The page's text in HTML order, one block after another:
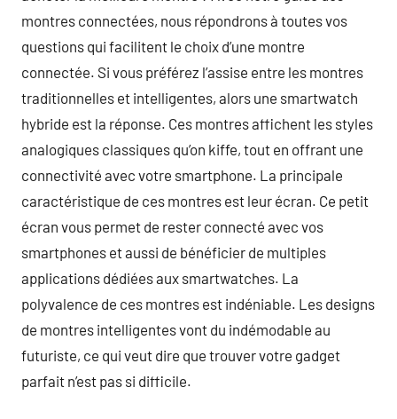
montres connectées, nous répondrons à toutes vos
questions qui facilitent le choix d’une montre
connectée. Si vous préférez l’assise entre les montres
traditionnelles et intelligentes, alors une smartwatch
hybride est la réponse. Ces montres affichent les styles
analogiques classiques qu’on kiffe, tout en offrant une
connectivité avec votre smartphone. La principale
caractéristique de ces montres est leur écran. Ce petit
écran vous permet de rester connecté avec vos
smartphones et aussi de bénéficier de multiples
applications dédiées aux smartwatches. La
polyvalence de ces montres est indéniable. Les designs
de montres intelligentes vont du indémodable au
futuriste, ce qui veut dire que trouver votre gadget
parfait n’est pas si difficile.